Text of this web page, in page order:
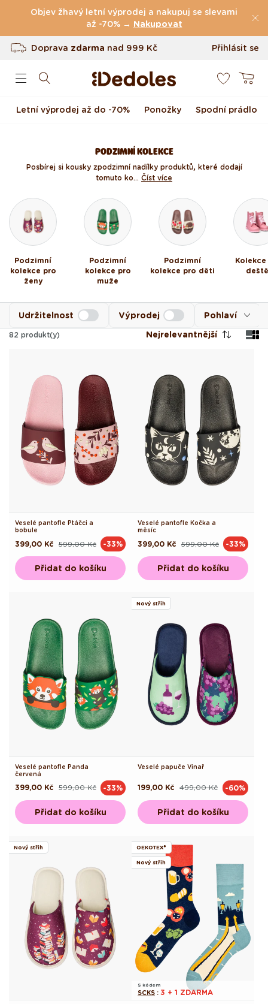
Přejít k obsahu
Objev žhavý letní výprodej a nakupuj se slevami
až -70% → Nakupovat
zdarmanad999 Kč
Vrácení až do 100 dnů
Originální design navržený u nás
Přihlásit se
Košík
Letní výprodej až do -70% Ponožky Spodní prádlo
PODZIMNÍ KOLEKCE
Posbírej si kousky z podzimní nadílky produktů, které dodají
tomuto ko... Číst více
Podzimní
kolekce pro
ženy
Podzimní
kolekce pro
muže
Podzimní
kolekce pro děti
deště
Pohlaví
Udržitelnost Výprodej
82 produkt(y) Nejrelevantnější
Veselé pantofle Ptáčci a
bobule
Běžná
599,00 Kč
Výprodejová
399,00 Kč -33%
Přidat do košíku
Veselé pantofle Kočka a
měsíc
Běžná
599,00 Kč
Výprodejová
399,00 Kč -33%
Přidat do košíku
Veselé pantofle Panda
červená
Běžná
599,00 Kč
Výprodejová
399,00 Kč -33%
Přidat do košíku
Nový střih
Veselé papuče Vinař
Běžná
499,00 Kč
Výprodejová
199,00 Kč -60%
Přidat do košíku
Nový střih OEKOTEX®
Nový střih
S kódem
SCKS : 3 + 1 ZDARMA